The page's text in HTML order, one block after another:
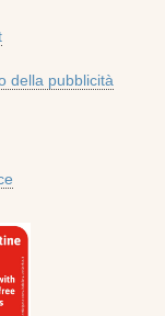
della pubblicità